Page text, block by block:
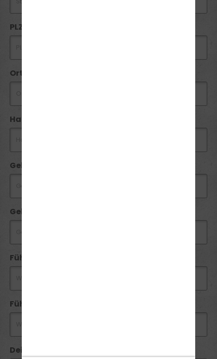
PLZ *
Ort *
Handynummer *
Geburtsdatum
Geburtsort
Führerschein
Führerschein-Ziel
Deine Wunschfiliale